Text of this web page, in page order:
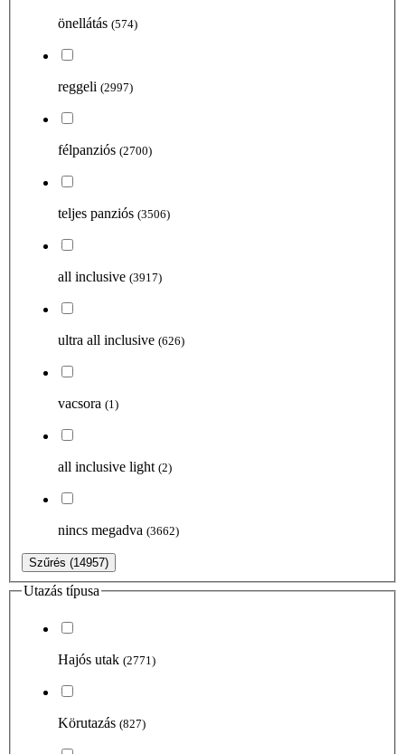
önellátás (574)
reggeli (2997)
félpanziós (2700)
teljes panziós (3506)
all inclusive (3917)
ultra all inclusive (626)
vacsora (1)
all inclusive light (2)
nincs megadva (3662)
Szűrés (14957)
Utazás típusa
Hajós utak (2771)
Körutazás (827)